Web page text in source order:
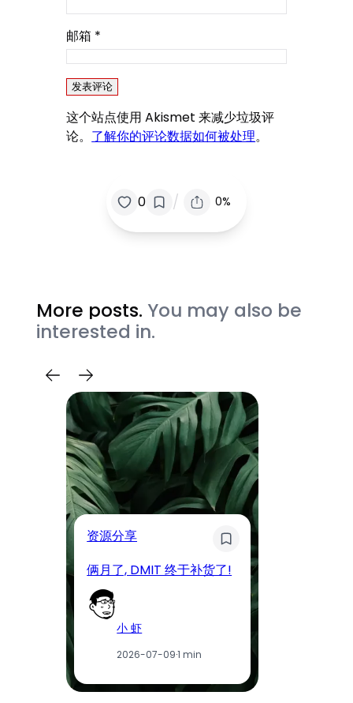
邮箱 *
这个站点使用 Akismet 来减少垃圾评
论。 了解你的评论数据如何被处理。
0 / 0%
More posts. You may also be
interested in.
资源分享
俩月了, DMIT 终于补货了!
小 虾
2026-07-09·1 min